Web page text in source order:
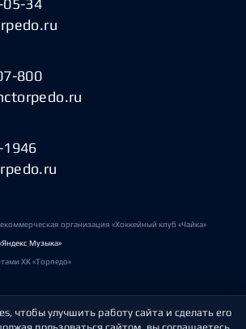
800
1946
организация «Хоккейный клуб «Чайка»
Музыка»
ХК «Торпедо»
данных
чтобы улучшить работу сайта и сделать его